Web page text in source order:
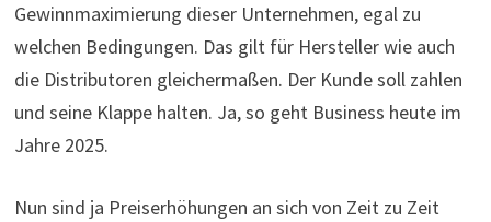
Gewinnmaximierung dieser Unternehmen, egal zu
welchen Bedingungen. Das gilt für Hersteller wie auch
die Distributoren gleichermaßen. Der Kunde soll zahlen
und seine Klappe halten. Ja, so geht Business heute im
Jahre 2025.
Nun sind ja Preiserhöhungen an sich von Zeit zu Zeit